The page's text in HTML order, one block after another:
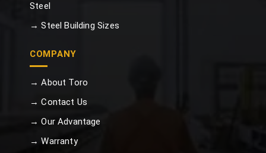
Steel
→ Steel Building Sizes
COMPANY
→ About Toro
→ Contact Us
→ Our Advantage
→ Warranty